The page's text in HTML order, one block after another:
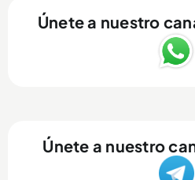
Únete a nuestro
Únete a nuestro